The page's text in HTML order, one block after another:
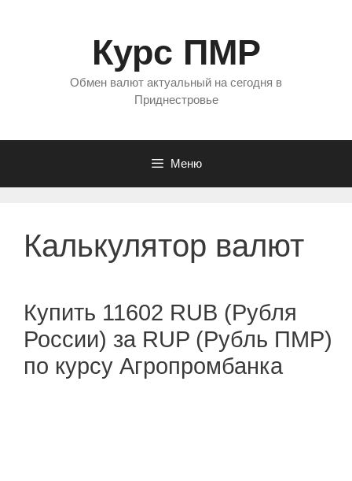
Курс ПМР
Обмен валют актуальный на сегодня в
Приднестровье
Меню
Калькулятор валют
Купить 11602 RUB (Рубля
России) за RUP (Рубль ПМР)
по курсу Агропромбанка